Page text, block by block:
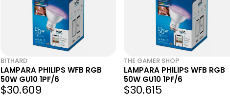
BITHARD
LAMPARA PHILIPS WFB RGB
50W GU10 1PF/6
$30.609
THE GAMER SHOP
LAMPARA PHILIPS WFB RGB
50W GU10 1PF/6
$30.615